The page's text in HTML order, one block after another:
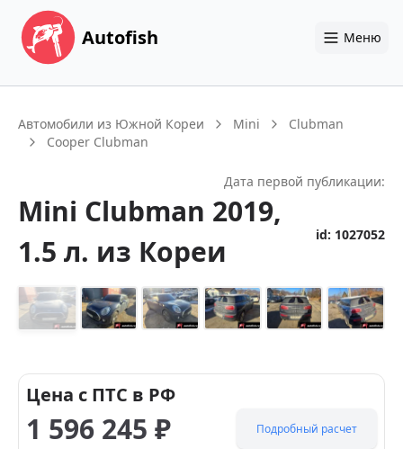
Autofish Меню
Автомобили из Южной Кореи Mini
Clubman
Cooper Clubman
Дата первой публикации:
Mini Clubman 2019,
1.5 л. из Кореи id: 1027052
Цена с ПТС в РФ
1 596 245 ₽ Подробный расчет